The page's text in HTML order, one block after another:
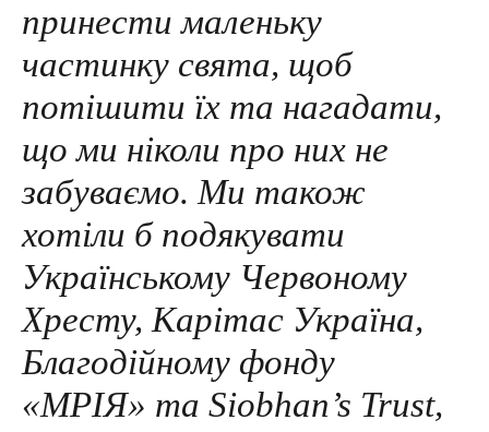
принести маленьку
частинку свята, щоб
потішити їх та нагадати,
що ми ніколи про них не
забуваємо. Ми також
хотіли б подякувати
Українському Червоному
Хресту, Карітас Україна,
Благодійному фонду
«МРІЯ» та Siobhan’s Trust,